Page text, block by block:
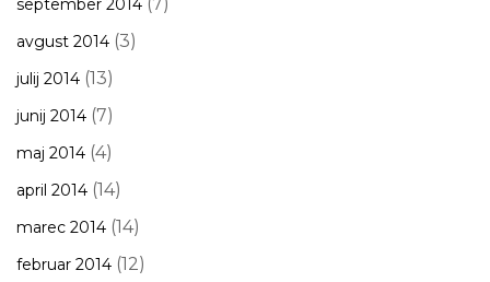
september 2014
avgust 2014 (3)
julij 2014 (13)
junij 2014 (7)
maj 2014 (4)
april 2014 (14)
marec 2014 (14)
februar 2014 (12)